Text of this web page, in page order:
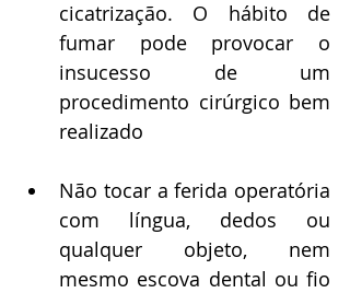
cicatrização. O hábito de
fumar pode provocar o
insucesso de um
procedimento cirúrgico bem
realizado
Não tocar a ferida operatória
com língua, dedos ou
qualquer objeto, nem
mesmo escova dental ou fio